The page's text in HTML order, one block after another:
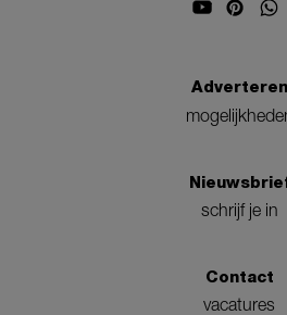
Adverteren
schrijf je in
Contact
vacatures